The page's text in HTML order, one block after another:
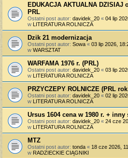
EDUKACJA AKTUALNA DZISIAJ
PRL
Ostatni post autor: davidek_20 « 04 lip
w LITERATURA ROLNICZA
Dzik 21 modernizacja
Ostatni post autor: Sowa « 03 lip 2026,
w WARSZTAT
WARFAMA 1976 r. (PRL)
Ostatni post autor: davidek_20 « 03 lip
w LITERATURA ROLNICZA
PRZYCZEPY ROLNICZE (PRL
Ostatni post autor: davidek_20 « 02 lip
w LITERATURA ROLNICZA
Ursus 1604 cena w 1980 r. +
Ostatni post autor: davidek_20 « 24 cze
w LITERATURA ROLNICZA
MTZ
Ostatni post autor: tonda « 18 cze 2026,
w RADZIECKIE CIĄGNIKI